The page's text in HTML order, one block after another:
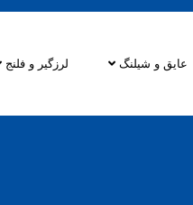
عایق و شیلنگ لرزگیر و فلنج